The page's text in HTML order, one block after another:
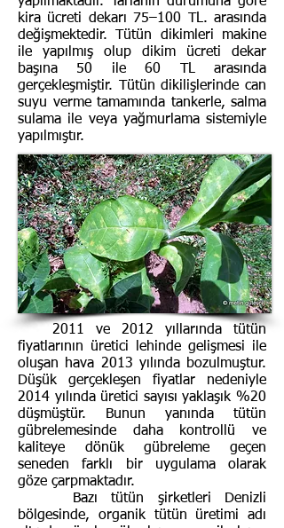
kira ücreti dekarı 75–100 TL. arasında
değişmektedir. Tütün dikimleri makine
ile yapılmış olup dikim ücreti dekar
başına 50 ile 60 TL arasında
gerçekleşmiştir. Tütün dikilişlerinde can
suyu verme tamamında tankerle, salma
sulama ile veya yağmurlama sistemiyle
yapılmıştır.
2011 ve 2012 yıllarında tütün
fiyatlarının üretici lehinde gelişmesi ile
oluşan hava 2013 yılında bozulmuştur.
Düşük gerçekleşen fiyatlar nedeniyle
2014 yılında üretici sayısı yaklaşık %20
düşmüştür. Bunun yanında tütün
gübrelemesinde daha kontrollü ve
kaliteye dönük gübreleme geçen
seneden farklı bir uygulama olarak
göze çarpmaktadır.
Bazı tütün şirketleri Denizli
bölgesinde, organik tütün üretimi adı